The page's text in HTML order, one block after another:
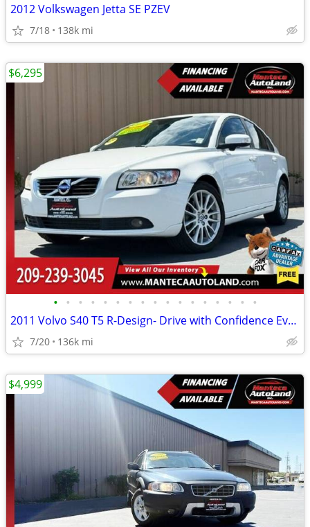
2012 Volkswagen Jetta SE PZEV
7/18 138k mi
• • • • • • • • • • • • • • • • •
2011 Volvo S40 T5 R-Design- Drive with Confidence Every Mile!
7/20 136k mi
$6,295
$4,999